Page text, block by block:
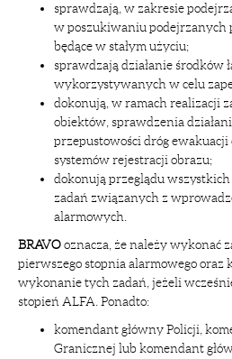
sprawdzają, w zakresie
w poszukiwaniu
będące w stałym użyciu;
sprawdzają działanie środków
wykorzystywanych w celu
dokonują, w ramach realizacji
obiektów, sprawdzenia
przepustowości dróg
systemów rejestracji obrazu;
dokonują przeglądu
zadań związanych z
alarmowych.
BRAVOoznacza, że należy wykonać
pierwszego stopnia alarmowego
wykonanie tych zadań, jeżeli
stopień ALFA. Ponadto:
komendant główny Policji,
Granicznej lub komendant